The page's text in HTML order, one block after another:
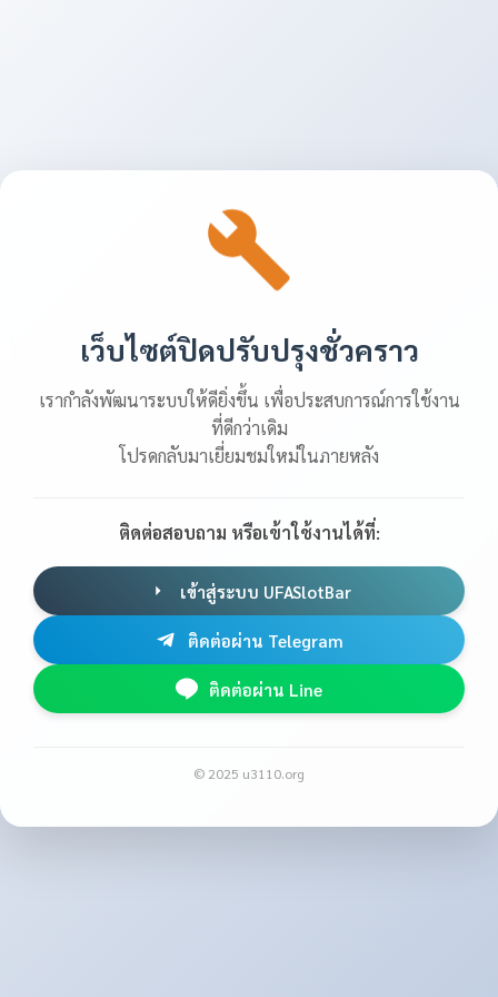
เว็บไซต์ปิดปรับปรุงชั่วคราว
เรากำลังพัฒนาระบบให้ดียิ่งขึ้น เพื่อประสบการณ์การใช้งาน
ที่ดีกว่าเดิม
โปรดกลับมาเยี่ยมชมใหม่ในภายหลัง
ติดต่อสอบถาม หรือเข้าใช้งานได้ที่:
เข้าสู่ระบบ UFASlotBar
ติดต่อผ่าน Telegram
ติดต่อผ่าน Line
© 2025 u3110.org